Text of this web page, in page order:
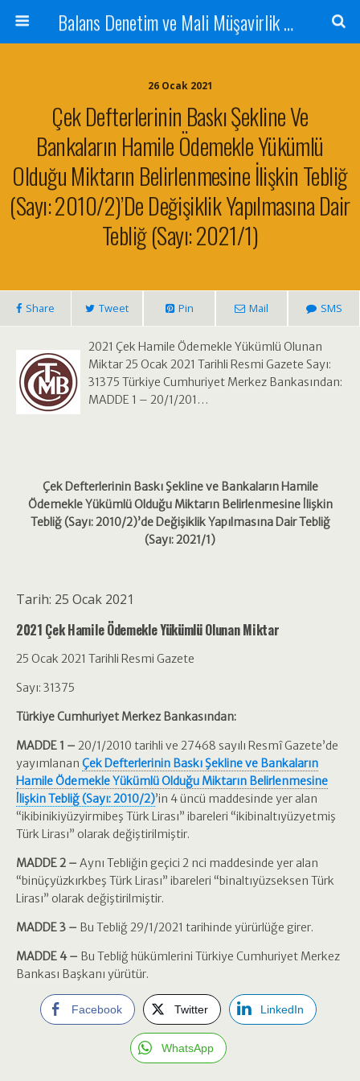
Balans Denetim ve Mali Müşavirlik Hizmetleri
26 Ocak 2021
Çek Defterlerinin Baskı Şekline Ve
Bankaların Hamile Ödemekle Yükümlü
Olduğu Miktarın Belirlenmesine İlişkin Tebliğ
(Sayı: 2010/2)’de Değişiklik Yapılmasına Dair
Tebliğ (Sayı: 2021/1)
Share Tweet Pin Mail SMS
2021 Çek Hamile Ödemekle Yükümlü Olunan
Miktar 25 Ocak 2021 Tarihli Resmi Gazete Sayı:
31375 Türkiye Cumhuriyet Merkez Bankasından:
MADDE 1 – 20/1/201…
Çek Defterlerinin Baskı Şekline ve Bankaların Hamile
Ödemekle Yükümlü Olduğu Miktarın Belirlenmesine İlişkin
Tebliğ (Sayı: 2010/2)’de Değişiklik Yapılmasına Dair Tebliğ
(Sayı: 2021/1)
Tarih: 25 Ocak 2021
2021 Çek Hamile Ödemekle Yükümlü Olunan Miktar
25 Ocak 2021 Tarihli Resmi Gazete
Sayı: 31375
Türkiye Cumhuriyet Merkez Bankasından:
MADDE 1 – 20/1/2010 tarihli ve 27468 sayılı Resmî Gazete’de
yayımlanan Çek Defterlerinin Baskı Şekline ve Bankaların
Hamile Ödemekle Yükümlü Olduğu Miktarın Belirlenmesine
İlişkin Tebliğ (Sayı: 2010/2)’in 4 üncü maddesinde yer alan
“ikibinikiyüzyirmibeş Türk Lirası” ibareleri “ikibinaltıyüzyetmiş
Türk Lirası” olarak değiştirilmiştir.
MADDE 2 – Aynı Tebliğin geçici 2 nci maddesinde yer alan
“binüçyüzkırkbeş Türk Lirası” ibareleri “binaltıyüzseksen Türk
Lirası” olarak değiştirilmiştir.
MADDE 3 – Bu Tebliğ 29/1/2021 tarihinde yürürlüğe girer.
MADDE 4 – Bu Tebliğ hükümlerini Türkiye Cumhuriyet Merkez
Bankası Başkanı yürütür.
Facebook Twitter LinkedIn
WhatsApp